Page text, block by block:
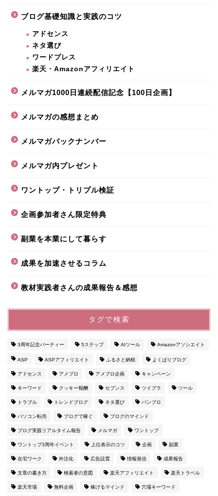
ブログ基礎知識と実践のコツ
アドセンス
ネタ選び
ワードプレス
楽天・Amazonアフィリエイト
メルマガ1000日連続配信記念【100日企画】
メルマガの感想まとめ
メルマガバックナンバー
メルマガ内プレゼント
ワントップ・トリプル検証
企画参加者さん限定特典
副業を本業にして暮らす
成果を加速させるコラム
教材実践者さんの成果報告＆感想
タグで検索
3周年記念パーティー 5ステップ AIツール Amazonアソシエイト
ASP ASPアフィリエイト ふるさと納税 よくばりブログ
アドセンス アメブロ アメブロ企画 キャンペーン
キーワード クッキー報酬 セブンス ツイブラ ツール
トラブル トレンドブログ ネタ選び バンブロ
パソコン転売 ブログで稼ぐ ブログのマインド
ブログ実践リアルタイム報告 メルマガ ワントップ
ワントップ3周年イベント 上位表示のコツ 企画 副業
在宅ワーク 外注化 広告設置 情報発信 成果報告
文章の書き方 検索者の意図 楽天アフィリエイト 楽天トラベル
楽天市場 無料企画 稼げるマインド 穴場キーワード